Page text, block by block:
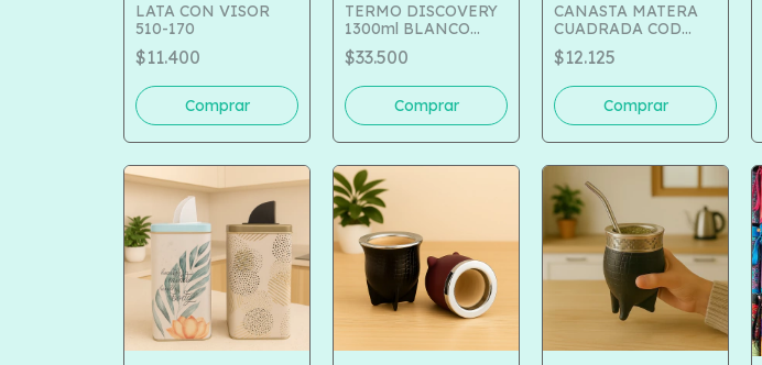
LATA CON VISOR
510-170
$11.400
TERMO DISCOVERY
1300ml BLANCO
COD 850-17077
$33.500
CANASTA MATERA
CUADRADA COD
400-3011
$12.125